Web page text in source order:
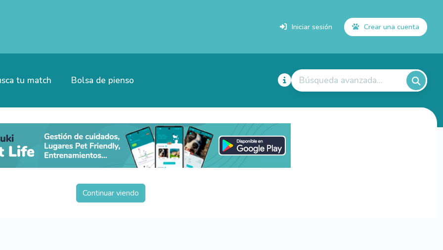
Iniciar sesión Crear una cuenta
tu match Bolsa de pienso Búsqueda avanzada...
Continuar viendo